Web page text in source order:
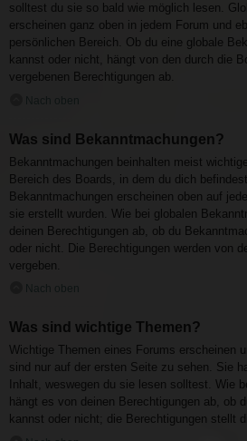
solltest du sie so bald wie möglich lesen.
erscheinen ganz oben in jedem Forum und
persönlichen Bereich. Ob du eine globale
kannst oder nicht, hängt von den durch die
vergebenen Berechtigungen ab.
Was sind Bekanntmachungen?
Bekanntmachungen beinhalten meist
Bereich des Boards, in dem du dich
Bekanntmachungen erscheinen oben auf
sie erstellt wurden. Wie bei globalen
deinen Berechtigungen ab, ob du
oder nicht. Die Berechtigungen werden von
vergeben.
Nach oben
Was sind wichtige Themen?
Wichtige Themen eines Forums erscheinen
sind nur auf der ersten Seite zu sehen. Sie
Inhalt, weswegen du sie lesen solltest. Wie
hängt es von deinen Berechtigungen ab, ob
kannst oder nicht; die Berechtigungen stellt